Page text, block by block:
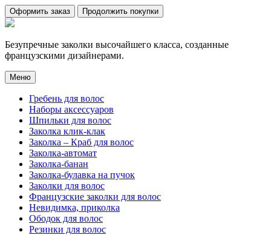
Оформить заказ Продолжить покупки
Безупречные заколки высочайшего класса, созданные
французскими дизайнерами.
Меню
Гребень для волос
Наборы аксессуаров
Шпильки для волос
Заколка клик-клак
Заколка – Краб для волос
Заколка-автомат
Заколка-банан
Заколка-булавка на пучок
Заколки для волос
Французские заколки для волос
Невидимка, приколка
Ободок для волос
Резинки для волос